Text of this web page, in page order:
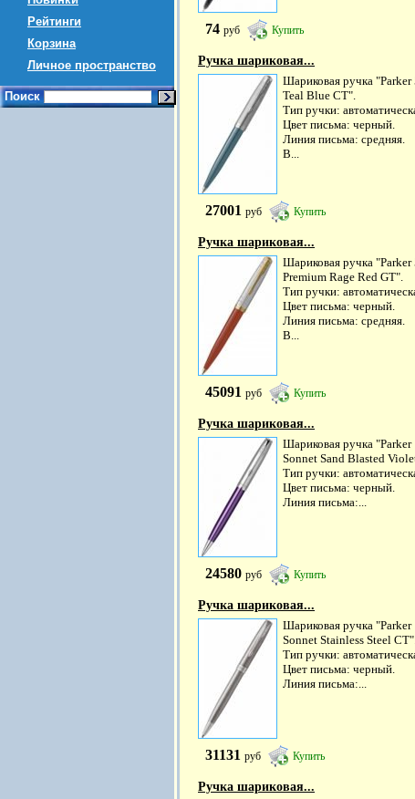
Рейтинги
Корзина
Личное пространство
Поиск
74 руб Купить
Ручка шариковая...
Шариковая ручка "Parker
Teal Blue CT".
Тип ручки:
Цвет письма: черный.
Линия письма: средняя.
В...
27001 руб Купить
Ручка шариковая...
Шариковая ручка "Parker
Premium Rage Red GT".
Тип ручки:
Цвет письма: черный.
Линия письма: средняя.
В...
45091 руб Купить
Ручка шариковая...
Шариковая ручка "Parker
Sonnet Sand Blasted
Тип ручки:
Цвет письма: черный.
Линия письма:...
24580 руб Купить
Ручка шариковая...
Шариковая ручка "Parker
Sonnet Stainless Steel
Тип ручки:
Цвет письма: черный.
Линия письма:...
31131 руб Купить
Ручка шариковая...